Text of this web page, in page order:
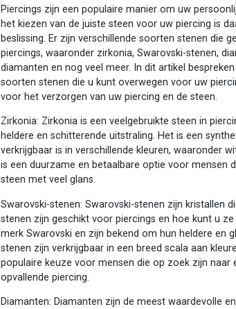
Piercings zijn een populaire manier om uw
het kiezen van de juiste steen voor uw piercing is
beslissing. Er zijn verschillende soorten stenen die
piercings, waaronder zirkonia, Swarovski-stenen,
diamanten en nog veel meer. In dit artikel
soorten stenen die u kunt overwegen voor uw
voor het verzorgen van uw piercing en de steen.
Zirkonia: Zirkonia is een veelgebruikte steen in
heldere en schitterende uitstraling. Het is een
verkrijgbaar is in verschillende kleuren, waaronder
is een duurzame en betaalbare optie voor mensen
steen met veel glans.
Swarovski-stenen: Swarovski-stenen zijn kristallen
stenen zijn geschikt voor piercings en hoe kunt u
merk Swarovski en zijn bekend om hun heldere en
stenen zijn verkrijgbaar in een breed scala aan
populaire keuze voor mensen die op zoek zijn naar
opvallende piercing.
Diamanten: Diamanten zijn de meest waardevolle